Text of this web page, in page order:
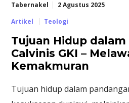
Tabernakel
2 Agustus 2025
Artikel
Teologi
Tujuan Hidup
Calvinis GKI –
Kemakmuran
Tujuan hidup dalam